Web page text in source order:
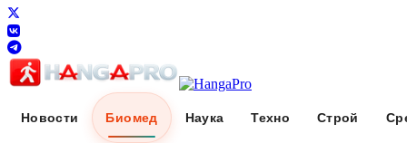
Новости Биомед Наука Техно Строй